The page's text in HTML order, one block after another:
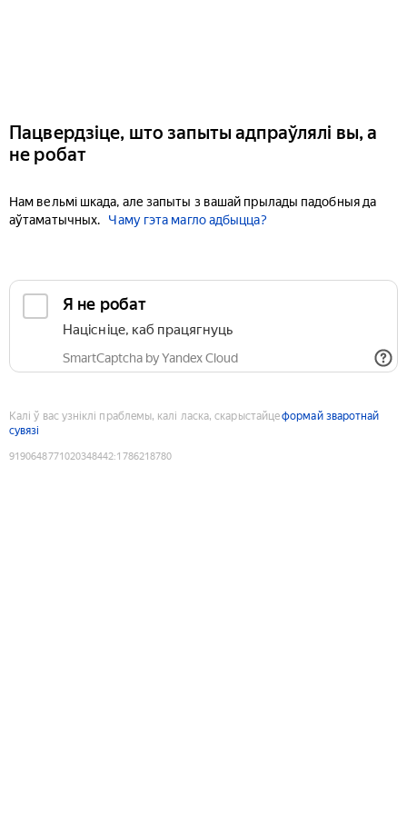
Пацвердзіце, што запыты адпраўлялі вы, а
не робат
Нам вельмі шкада, але запыты з вашай прылады падобныя да
аўтаматычных.
Чаму гэта магло адбыцца?
Я не робат
Націсніце, каб працягнуць
SmartCaptcha by Yandex Cloud
Калі ў вас узніклі праблемы, калі ласка, скарыстайцеформай зваротнай
сувязі
9190648771020348442:1786218780